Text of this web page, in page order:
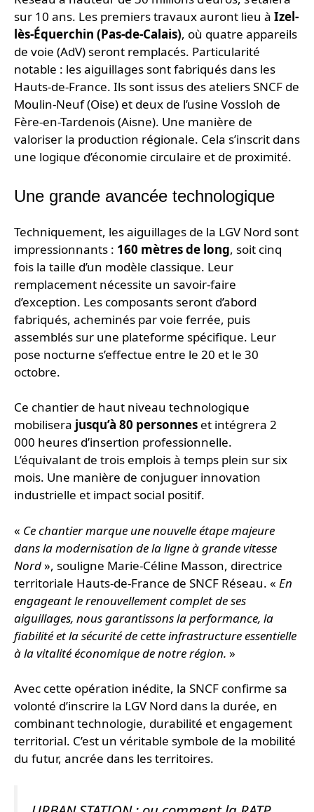
sur 10 ans. Les premiers travaux auront lieu à Izel-
lès-Équerchin (Pas-de-Calais), où quatre appareils
de voie (AdV) seront remplacés. Particularité
notable : les aiguillages sont fabriqués dans les
Hauts-de-France. Ils sont issus des ateliers SNCF de
Moulin-Neuf (Oise) et deux de l’usine Vossloh de
Fère-en-Tardenois (Aisne). Une manière de
valoriser la production régionale. Cela s’inscrit dans
une logique d’économie circulaire et de proximité.
Une grande avancée technologique
Techniquement, les aiguillages de la LGV Nord sont
impressionnants : 160 mètres de long, soit cinq
fois la taille d’un modèle classique. Leur
remplacement nécessite un savoir-faire
d’exception. Les composants seront d’abord
fabriqués, acheminés par voie ferrée, puis
assemblés sur une plateforme spécifique. Leur
pose nocturne s’effectue entre le 20 et le 30
octobre.
Ce chantier de haut niveau technologique
mobilisera jusqu’à 80 personnes et intégrera 2
000 heures d’insertion professionnelle.
L’équivalant de trois emplois à temps plein sur six
mois. Une manière de conjuguer innovation
industrielle et impact social positif.
« Ce chantier marque une nouvelle étape majeure
dans la modernisation de la ligne à grande vitesse
Nord», souligne Marie-Céline Masson, directrice
territoriale Hauts-de-France de SNCF Réseau. « En
engageant le renouvellement complet de ses
aiguillages, nous garantissons la performance, la
fiabilité et la sécurité de cette infrastructure essentielle
à la vitalité économique de notre région. »
Avec cette opération inédite, la SNCF confirme sa
volonté d’inscrire la LGV Nord dans la durée, en
combinant technologie, durabilité et engagement
territorial. C’est un véritable symbole de la mobilité
du futur, ancrée dans les territoires.